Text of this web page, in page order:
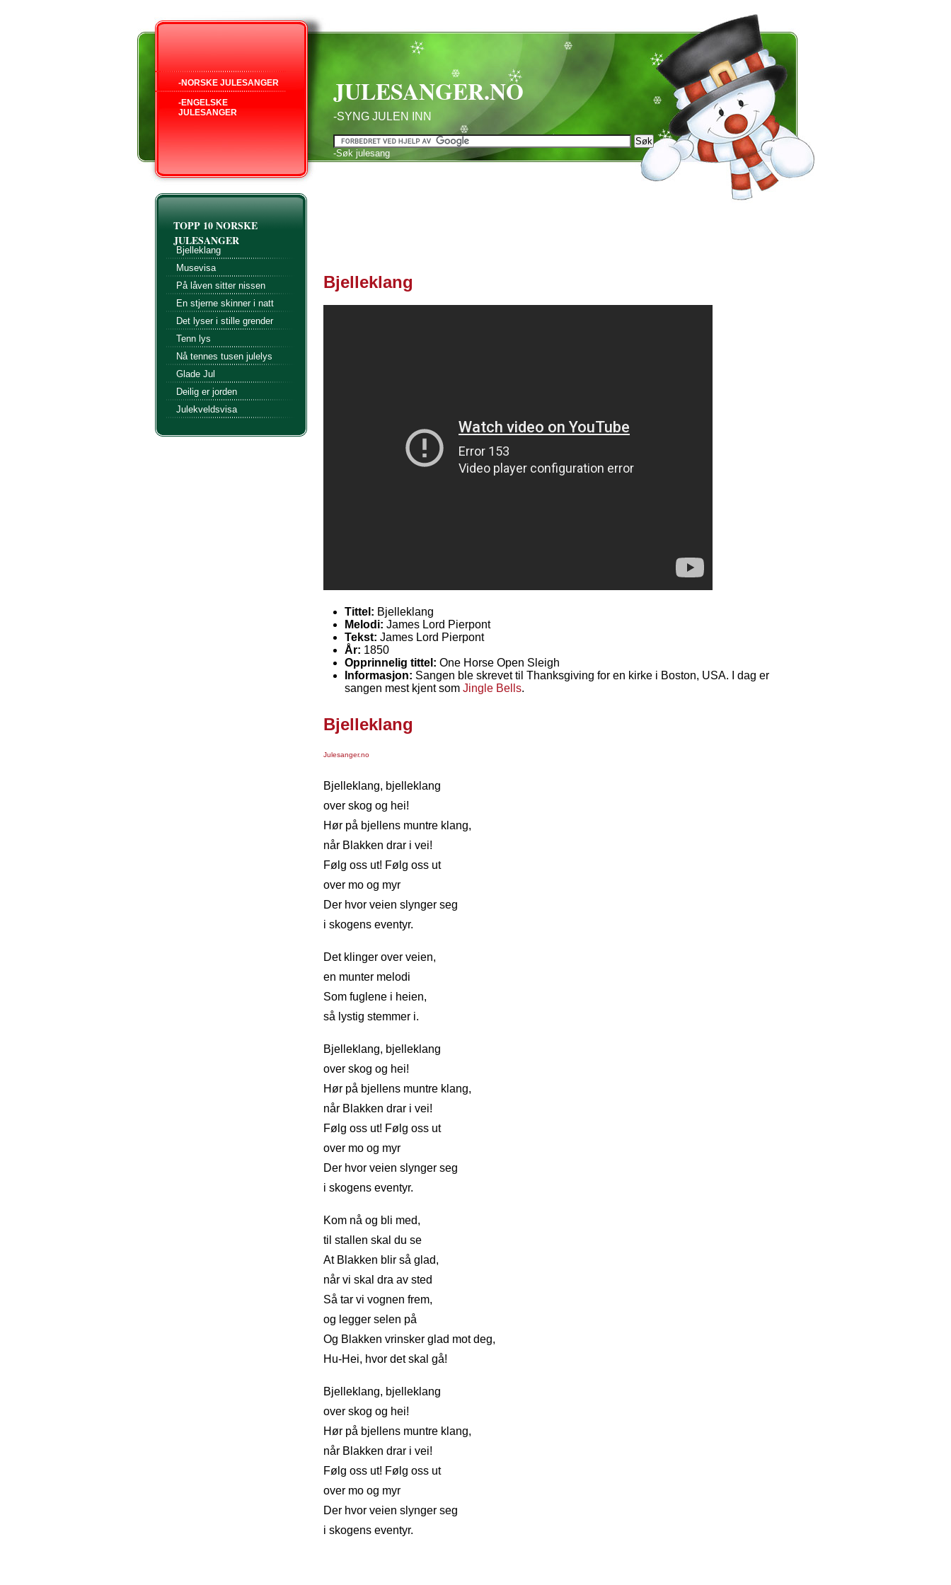
JULESANGER.NO
-SYNG JULEN INN
-Søk julesang
-NORSKE JULESANGER
-ENGELSKE
JULESANGER
Bjelleklang
Tittel: Bjelleklang
Melodi: James Lord Pierpont
Tekst: James Lord Pierpont
År: 1850
Opprinnelig tittel: One Horse Open Sleigh
Informasjon: Sangen ble skrevet til Thanksgiving for en kirke i Boston, USA. I dag er
sangen mest kjent som Jingle Bells.
Bjelleklang
Julesanger.no
Bjelleklang, bjelleklang
over skog og hei!
Hør på bjellens muntre klang,
når Blakken drar i vei!
Følg oss ut! Følg oss ut
over mo og myr
Der hvor veien slynger seg
i skogens eventyr.
Det klinger over veien,
en munter melodi
Som fuglene i heien,
så lystig stemmer i.
Bjelleklang, bjelleklang
over skog og hei!
Hør på bjellens muntre klang,
når Blakken drar i vei!
Følg oss ut! Følg oss ut
over mo og myr
Der hvor veien slynger seg
i skogens eventyr.
Kom nå og bli med,
til stallen skal du se
At Blakken blir så glad,
når vi skal dra av sted
Så tar vi vognen frem,
og legger selen på
Og Blakken vrinsker glad mot deg,
Hu-Hei, hvor det skal gå!
Bjelleklang, bjelleklang
over skog og hei!
Hør på bjellens muntre klang,
når Blakken drar i vei!
Følg oss ut! Følg oss ut
over mo og myr
Der hvor veien slynger seg
i skogens eventyr.
TOPP 10 NORSKE
JULESANGER
Bjelleklang
Musevisa
På låven sitter nissen
En stjerne skinner i natt
Det lyser i stille grender
Tenn lys
Nå tennes tusen julelys
Glade Jul
Deilig er jorden
Julekveldsvisa